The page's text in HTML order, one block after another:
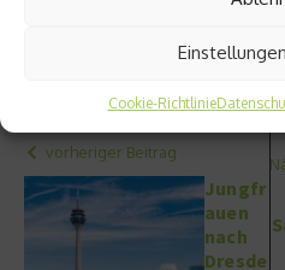
Cookie-Richtlinie
vorheriger Beitrag
Jungfr
auen
nach
Dresde